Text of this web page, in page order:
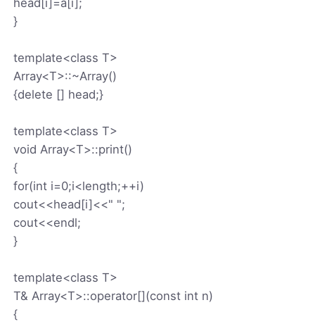
}
template<class T>
Array<T>::~Array()
{delete [] head;}
template<class T>
void Array<T>::print()
{
for(int i=0;i<length;++i)
cout<<head[i]<<" ";
cout<<endl;
}
template<class T>
T& Array<T>::operator[](const int n)
{